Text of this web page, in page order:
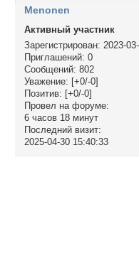
Menonen
Активный участник
Зарегистрирован: 2023-
Приглашений: 0
Сообщений: 802
Уважение: [+0/-0]
Позитив: [+0/-0]
Провел на форуме:
6 часов 18 минут
Последний визит:
2025-04-30 15:40:33